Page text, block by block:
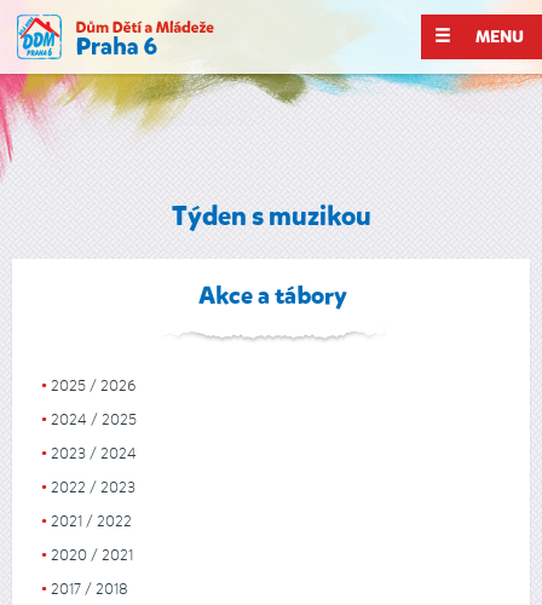
MENU
Týden s muzikou
Akce a tábory
2025 / 2026
2024 / 2025
2023 / 2024
2022 / 2023
2021 / 2022
2020 / 2021
2017 / 2018